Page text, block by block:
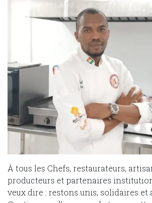
À tous les Chefs, restaurateurs,
producteurs et partenaires
veux dire : restons unis, solidaires et